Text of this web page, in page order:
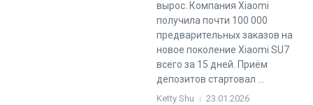
вырос. Компания Xiaomi
получила почти 100 000
предварительных заказов на
новое поколение Xiaomi SU7
всего за 15 дней. Приём
депозитов стартовал ...
Ketty Shu 23.01.2026